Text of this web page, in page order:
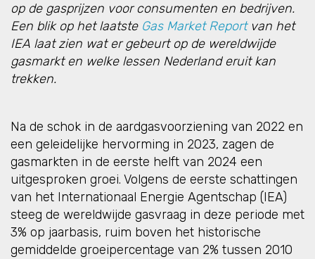
op de gasprijzen voor consumenten en bedrijven.
Een blik op het laatste Gas Market Reportvan het
IEA laat zien wat er gebeurt op de wereldwijde
gasmarkt en welke lessen Nederland eruit kan
trekken.
Na de schok in de aardgasvoorziening van 2022 en
een geleidelijke hervorming in 2023, zagen de
gasmarkten in de eerste helft van 2024 een
uitgesproken groei. Volgens de eerste schattingen
van het Internationaal Energie Agentschap (IEA)
steeg de wereldwijde gasvraag in deze periode met
3% op jaarbasis, ruim boven het historische
gemiddelde groeipercentage van 2% tussen 2010